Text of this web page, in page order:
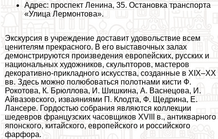
Адрес: проспект Ленина, 35. Остановка трaнcпорта
«Улица Лермонтова».
Экскурсия в учреждение доставит удовольствие всем
ценителям прекрасного. В его выставочных залах
демонстрируются произведения европейских, русских и
национальных художников, скульпторов, мастеров
декоративно-прикладного искусства, созданные в XIX–XX
вв. Здесь можно полюбоваться полотнами кисти Ф.
Рокотова, К. Брюллова, И. Шишкина, А. Васнецова, И.
Айвазовского, изваяниями П. Клодта, Ф. Щедрина, Е.
Лансере. Гордостью собрания являются коллекции
шедевров французских часовщиков XVIII в., антикварного
японского, китайского, европейского и российского
фарфора.